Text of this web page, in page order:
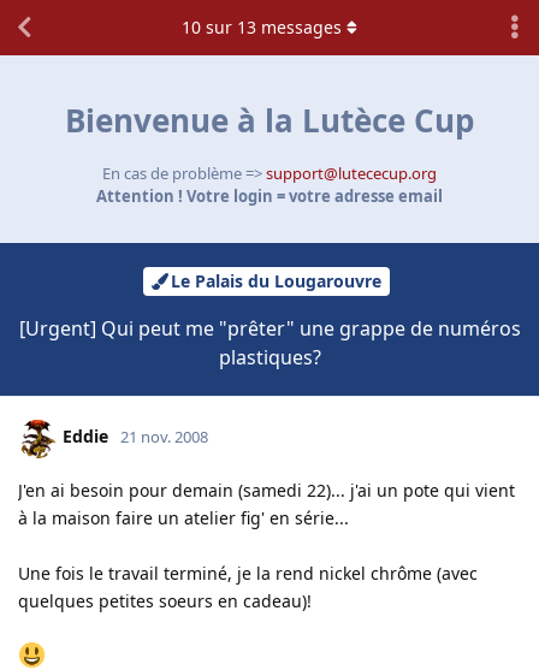
Bienvenue à la Lutèce Cup
En cas de problème =>support@lutececup.org
Attention ! Votre login = votre adresse email
Le Palais du Lougarouvre
[Urgent] Qui peut me "prêter" une grappe de numéros
plastiques?
10 sur 13 messages
Eddie 21 nov. 2008
J'en ai besoin pour demain (samedi 22)... j'ai un pote qui vient
à la maison faire un atelier fig' en série...
Une fois le travail terminé, je la rend nickel chrôme (avec
quelques petites soeurs en cadeau)!